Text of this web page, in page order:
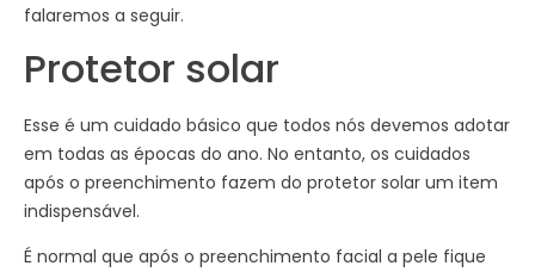
falaremos a seguir.
Protetor solar
Esse é um cuidado básico que todos nós devemos adotar
em todas as épocas do ano. No entanto, os cuidados
após o preenchimento fazem do protetor solar um item
indispensável.
É normal que após o preenchimento facial a pele fique